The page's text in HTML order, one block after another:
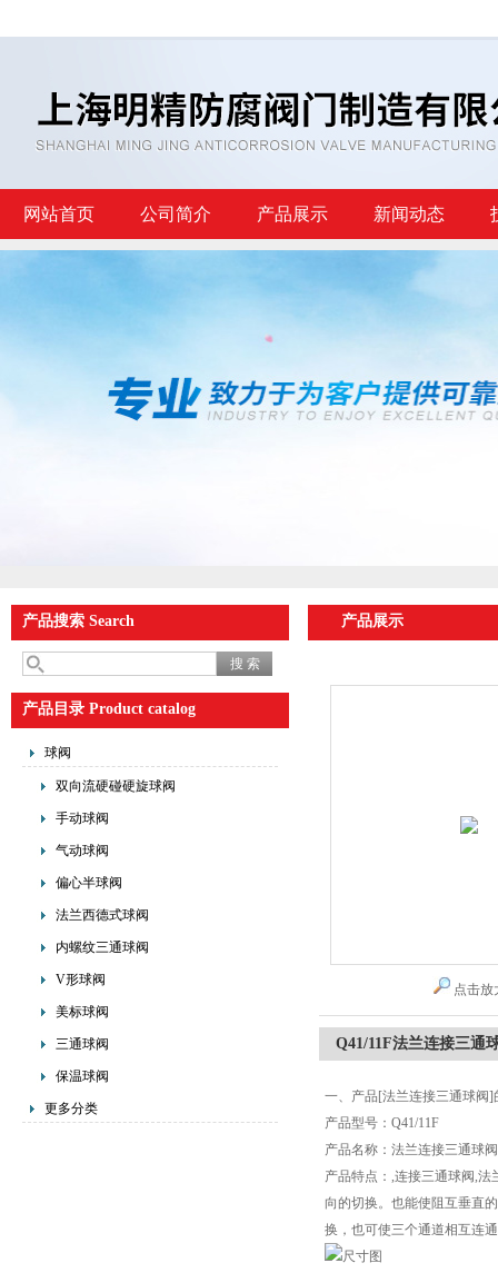
网站首页 公司简介 产品展示 新闻动态
产品搜索 Search
产品目录 Product catalog
球阀
双向流硬碰硬旋球阀
手动球阀
气动球阀
偏心半球阀
法兰西德式球阀
内螺纹三通球阀
V形球阀
美标球阀
三通球阀
保温球阀
更多分类
产品展示
点击放
Q41/11F法兰连接三通
一、产品[法兰连接三通球阀]
产品型号：Q41/11F
产品名称：法兰连接三通球阀
产品特点：,连接三通球阀,
向的切换。也能使阻互垂直
换，也可使三个通道相互连